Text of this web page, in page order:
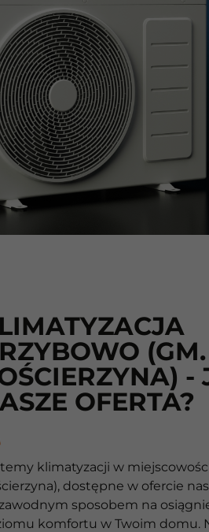
(GM.
-
OFERTA?
klimatyzacji w
dostępne w ofercie
sposobem na
komfortu w Twoim domu.